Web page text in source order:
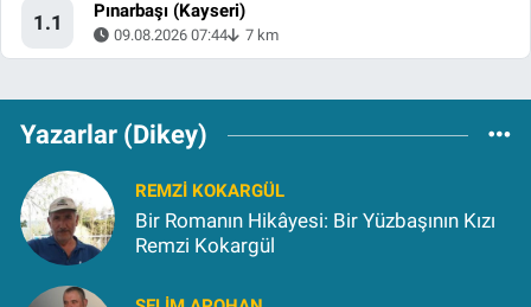
1.1 Pınarbaşı (Kayseri)
09.08.2026 07:44 7 km
Yazarlar (Dikey)
REMZI KOKARGÜL
Bir Romanın Hikâyesi: Bir Yüzbaşının Kızı
Remzi Kokargül